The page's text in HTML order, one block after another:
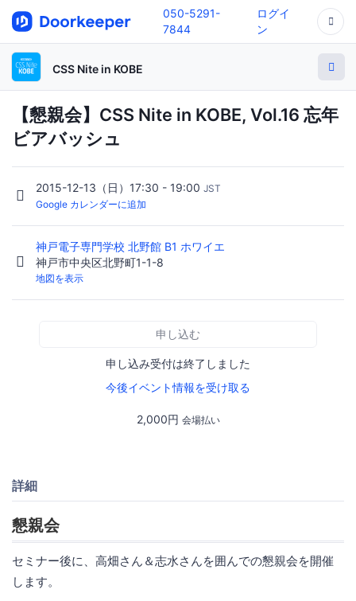
050-5291-
7844
ログイ
ン
CSS Nite in KOBE
【懇親会】CSS Nite in KOBE, Vol.16 忘年
ビアバッシュ
2015-12-13（日）17:30 - 19:00 JST
Google カレンダーに追加
神戸電子専門学校 北野館 B1 ホワイエ
神戸市中央区北野町1-1-8
地図を表示
申し込む
申し込み受付は終了しました
今後イベント情報を受け取る
2,000円 会場払い
詳細
懇親会
セミナー後に、高畑さん＆志水さんを囲んでの懇親会を開催
します。